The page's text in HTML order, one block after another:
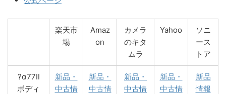
楽天市
場
Amaz
on
カメラ
のキタ
ムラ
Yahoo
ソニ
ース
トア
?α77II
ボディ
新品・
中古情
新品・
中古情
新品・
中古情
新品・
中古情
新品
情報